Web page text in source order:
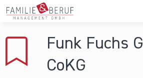
Direkt zum Inhalt
Gemeinden
Funk Fuchs
CoKG